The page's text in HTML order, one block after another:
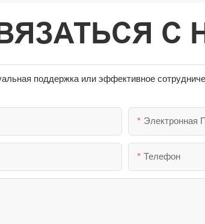
С
поддержка или эффективное
Электронная
Телефон